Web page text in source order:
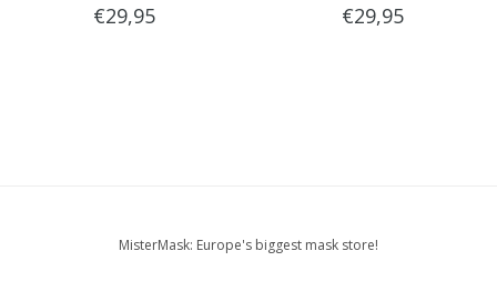
€29,95 €29,95
MisterMask: Europe's biggest mask store!